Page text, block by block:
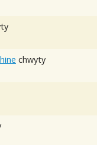
chwyty